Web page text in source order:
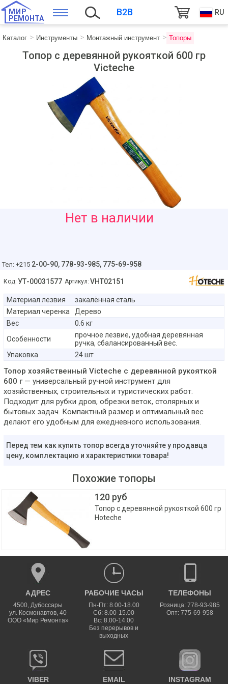
МИР
РЕМОНТА
B2B RU
Каталог Инструменты Монтажный инструмент Топоры
Топор с деревянной рукояткой 600 гр
Victeche
Нет в наличии
Тел: +215 2-00-90, 778-93-985, 775-69-958
Код: УТ-00031577 Артикул: VHT02151
Материал лезвия
закалённая сталь
Материал черенка
Дерево
Вес
0.6 кг
Особенности
прочное лезвие, удобная деревянная
ручка, сбалансированный вес.
Упаковка
24 шт
Топор хозяйственный Victeche с деревянной рукояткой
600 г— универсальный ручной инструмент для
хозяйственных, строительных и туристических работ.
Подходит для рубки дров, обрезки веток, столярных и
бытовых задач. Компактный размер и оптимальный вес
делают его удобным для ежедневного использования.
Перед тем как купить топор всегда уточняйте у продавца
цену, комплектацию и характеристики товара!
Похожие топоры
120 руб
Топор с деревянной рукояткой 600 гр
Hoteche
АДРЕС
4500,Дубоссары
ул. Космонавтов, 40
ООО «Мир Ремонта»
РАБОЧИЕ ЧАСЫ
Пн-Пт: 8.00-18.00
Сб: 8.00-15.00
Вс: 8.00-14.00
Без перерывов и
выходных
ТЕЛЕФОНЫ
Розница: 778-93-985
Опт: 775-69-958
VIBER EMAIL INSTAGRAM